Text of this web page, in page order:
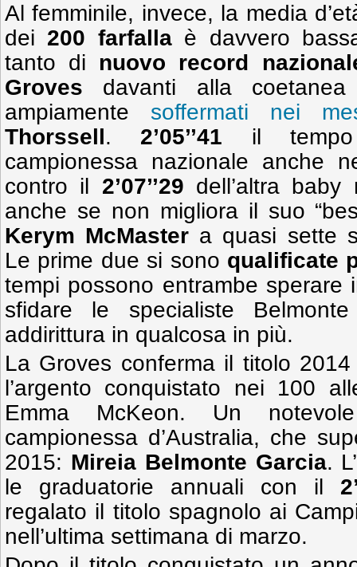
Al femminile, invece, la media
dei 200 farfallaè davvero
tanto di nuovo record
Groves davanti alla
ampiamente soffermati nei
Thorssell. 2’05’’41 il tempo
campionessa nazionale anche
contro il 2’07’’29 dell’altra baby
anche se non migliora il suo
Kerym McMaster a quasi sette
Le prime due si sono qualificate
tempi possono entrambe sperare
sfidare le specialiste
addirittura in qualcosa in più.
La Groves conferma il titolo
l’argento conquistato nei 100
Emma McKeon. Un
campionessa d’Australia, che
2015: Mireia Belmonte Garcia.
le graduatorie annuali con il
regalato il titolo spagnolo ai
nell’ultima settimana di marzo.